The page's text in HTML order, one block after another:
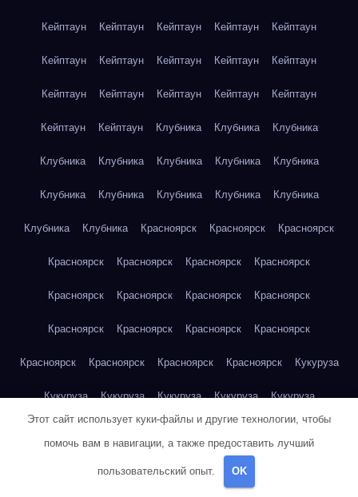
Кейптаун Кейптаун Кейптаун Кейптаун Кейптаун
Кейптаун Кейптаун Кейптаун Кейптаун Кейптаун
Кейптаун Кейптаун Кейптаун Кейптаун Кейптаун
Кейптаун Кейптаун Клубника Клубника Клубника
Клубника Клубника Клубника Клубника Клубника
Клубника Клубника Клубника Клубника Клубника
Клубника Клубника Красноярск Красноярск Красноярск
Красноярск Красноярск Красноярск Красноярск
Красноярск Красноярск Красноярск Красноярск
Красноярск Красноярск Красноярск Красноярск
Красноярск Красноярск Красноярск Красноярск Кукуруза
Кукуруза Кукуруза Кукуруза Кукуруза Кукуруза
Этот сайт использует куки-файлы и другие технологии, чтобы
помочь вам в навигации, а также предоставить лучший
пользовательский опыт. OK